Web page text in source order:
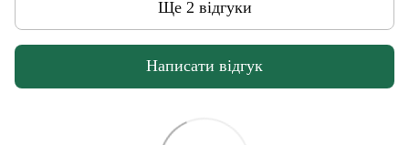
Ще 2 відгуки
Написати відгук